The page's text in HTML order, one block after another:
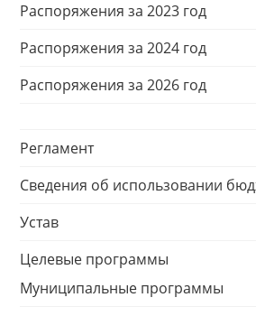
Распоряжения за 2023 год
Распоряжения за 2024 год
Распоряжения за 2026 год
Регламент
Сведения об использовании
Устав
Целевые программы
Муниципальные программы